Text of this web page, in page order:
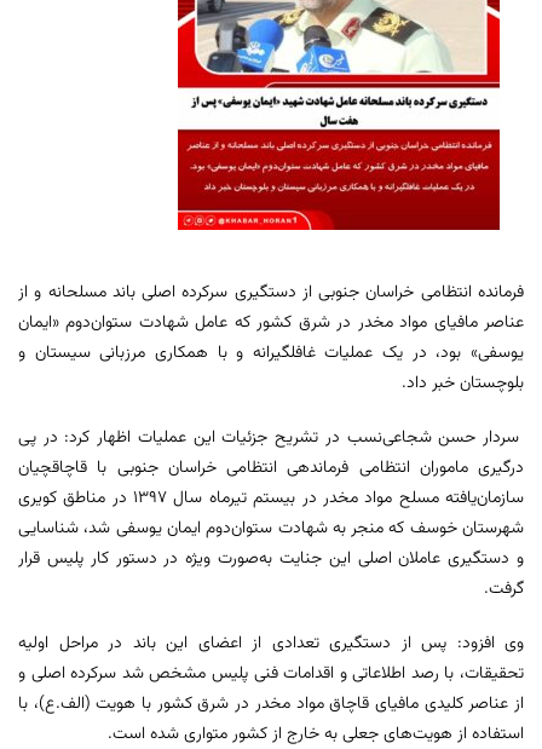
فرمانده انتظامی خراسان جنوبی از دستگیری سرکرده اصلی باند مسلحانه و از
عناصر مافیای مواد مخدر در شرق کشور که عامل شهادت ستوان‌دوم «ایمان
یوسفی» بود، در یک عملیات غافلگیرانه و با همکاری مرزبانی سیستان و
بلوچستان خبر داد.
سردار حسن شجاعی‌نسب در تشریح جزئیات این عملیات اظهار کرد: در پی
درگیری ماموران انتظامی فرماندهی انتظامی خراسان جنوبی با قاچاقچیان
سازمان‌یافته مسلح مواد مخدر در بیستم تیرماه سال ۱۳۹۷ در مناطق کویری
شهرستان خوسف که منجر به شهادت ستوان‌دوم ایمان یوسفی شد، شناسایی
و دستگیری عاملان اصلی این جنایت به‌صورت ویژه در دستور کار پلیس قرار
گرفت.
وی افزود: پس از دستگیری تعدادی از اعضای این باند در مراحل اولیه
تحقیقات، با رصد اطلاعاتی و اقدامات فنی پلیس مشخص شد سرکرده اصلی و
از عناصر کلیدی مافیای قاچاق مواد مخدر در شرق کشور با هویت (الف.ع)، با
استفاده از هویت‌های جعلی به خارج از کشور متواری شده است.